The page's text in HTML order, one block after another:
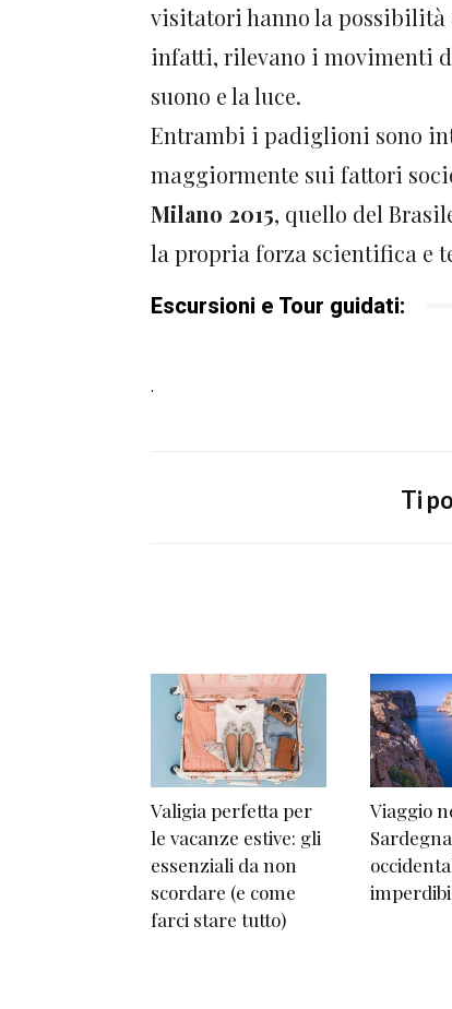
visitatori hanno la possibilità
infatti, rilevano i movimenti
suono e la luce.
Entrambi i padiglioni sono
maggiormente sui fattori
Milano 2015, quello del
la propria forza scientifica e
Escursioni e Tour guidati:
.
Ti
Valigia perfetta per
le vacanze estive: gli
essenziali da non
scordare (e come
farci stare tutto)
Viaggio